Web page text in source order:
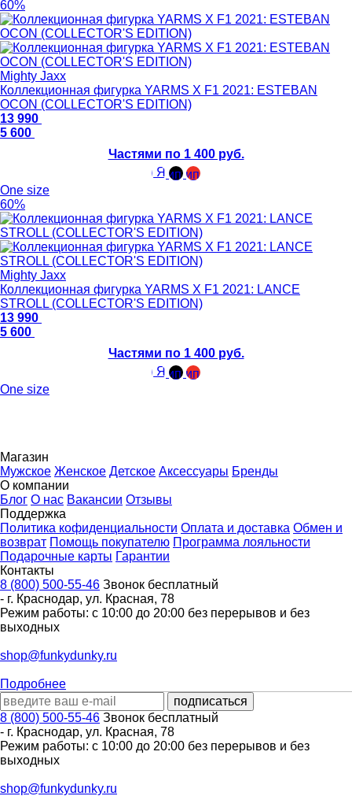
60%
Mighty Jaxx
Коллекционная фигурка YARMS X F1 2021: ESTEBAN
OCON (COLLECTOR'S EDITION)
13 990
5 600
Частями по 1 400 руб.
One size
60%
Mighty Jaxx
Коллекционная фигурка YARMS X F1 2021: LANCE
STROLL (COLLECTOR'S EDITION)
13 990
5 600
Частями по 1 400 руб.
One size
Магазин
Мужское Женское Детское Аксессуары Бренды
О компании
Блог О нас Вакансии Отзывы
Поддержка
Политика кофиденциальности Оплата и доставка Обмен и
возврат Помощь покупателю Программа лояльности
Подарочные карты Гарантии
Контакты
8 (800) 500-55-46 Звонок бесплатный
- г. Краснодар, ул. Красная, 78
Режим работы: с 10:00 до 20:00 без перерывов и без
выходных
shop@funkydunky.ru
Подробнее
8 (800) 500-55-46 Звонок бесплатный
- г. Краснодар, ул. Красная, 78
Режим работы: с 10:00 до 20:00 без перерывов и без
выходных
shop@funkydunky.ru